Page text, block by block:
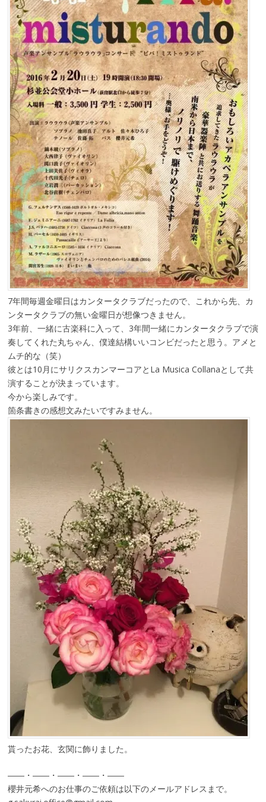
7年間毎週金曜日はカンタータクラブだったので、これから先、カ
ンタータクラブの無い金曜日が想像つきません。
3年前、一緒に古楽科に入って、3年間一緒にカンタータクラブで演
奏してくれた丸ちゃん、僕達結構いいコンビだったと思う。アメと
ムチ的な（笑）
彼とは10月にサリクスカンマーコアとLa Musica Collanaとして共
演することが決まっています。
今から楽しみです。
箇条書きの感想文みたいですみません。
貰ったお花、玄関に飾りました。
――・――・――・――・――
櫻井元希へのお仕事のご依頼は以下のメールアドレスまで。